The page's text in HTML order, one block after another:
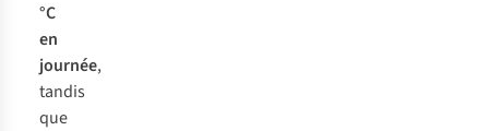
°C
en
journée,
tandis
que